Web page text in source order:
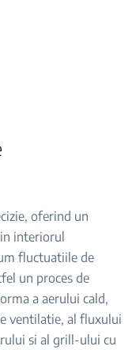
oferind un
interiorul
fluctuatiile de
un proces de
a aerului cald,
ventilatie, al fluxului
si al grill-ului cu